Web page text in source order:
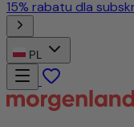
15% rabatu dla
PL